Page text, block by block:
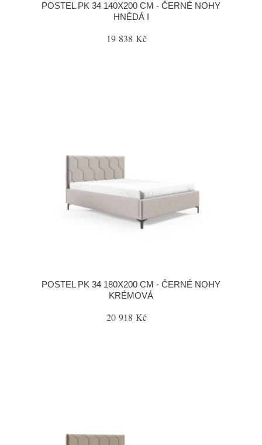
POSTEL PK 34 140X200 CM - ČERNÉ NOHY
HNĚDÁ I
19 838 Kč
POSTEL PK 34 180X200 CM - ČERNÉ NOHY
KRÉMOVÁ
20 918 Kč